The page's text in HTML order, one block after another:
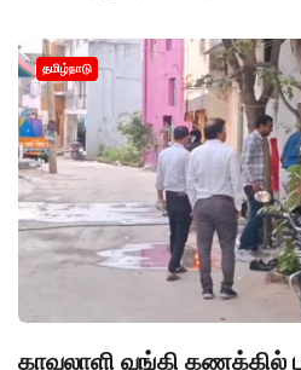
தமிழ்நாடு
காவலாளி வங்கி கணக்கில்